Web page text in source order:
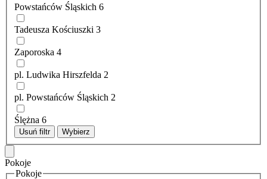
Powstańców Śląskich 6
Tadeusza Kościuszki 3
Zaporoska 4
pl. Ludwika Hirszfelda 2
pl. Powstańców Śląskich 2
Ślężna 6
Usuń filtr Wybierz
Pokoje
Pokoje